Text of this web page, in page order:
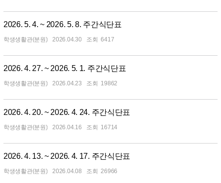
2026. 5. 4. ~ 2026. 5. 8. 주간식단표
학생생활관(분원) 2026.04.30 6417
2026. 4. 27. ~ 2026. 5. 1. 주간식단표
학생생활관(분원) 2026.04.23 19862
2026. 4. 20. ~ 2026. 4. 24. 주간식단표
학생생활관(분원) 2026.04.16 16714
2026. 4. 13. ~ 2026. 4. 17. 주간식단표
학생생활관(분원) 2026.04.08 26966